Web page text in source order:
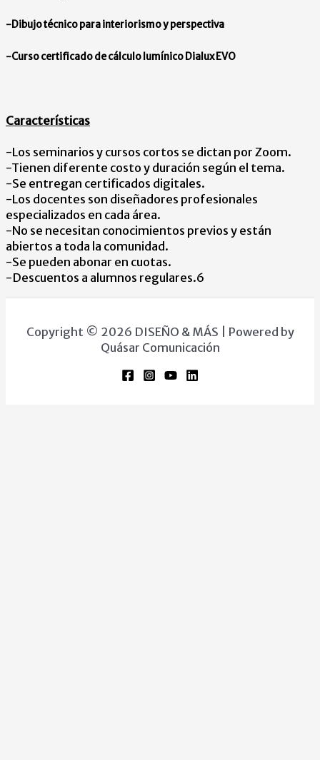
-Dibujo técnico para interiorismo y perspectiva
-Curso certificado de cálculo lumínico Dialux EVO
Características
-Los seminarios y cursos cortos se dictan por Zoom.
-Tienen diferente costo y duración según el tema.
-Se entregan certificados digitales.
-Los docentes son diseñadores profesionales
especializados en cada área.
-No se necesitan conocimientos previos y están
abiertos a toda la comunidad.
-Se pueden abonar en cuotas.
-Descuentos a alumnos regulares.6
Copyright © 2026 DISEÑO & MÁS | Powered by
Quásar Comunicación